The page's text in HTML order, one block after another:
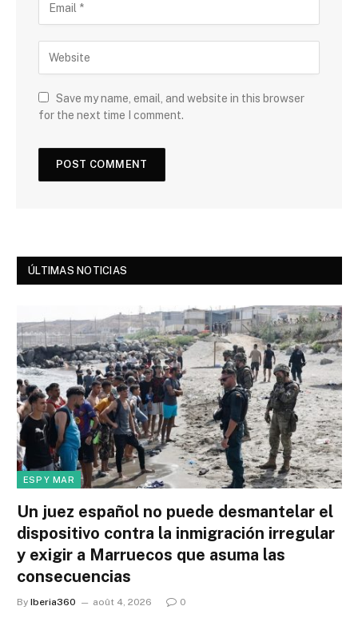
Save my name, email, and website in this browser
for the next time I comment.
ÚLTIMAS NOTICIAS
ESP Y MAR
Un juez español no puede desmantelar el
dispositivo contra la inmigración irregular
y exigir a Marruecos que asuma las
consecuencias
By Iberia360 août 4, 2026 0